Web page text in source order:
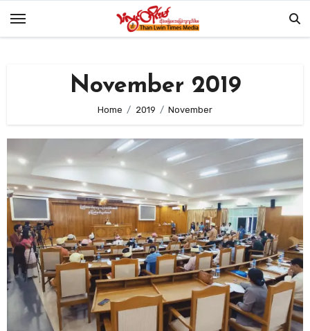
November 2019
Home 2019 November